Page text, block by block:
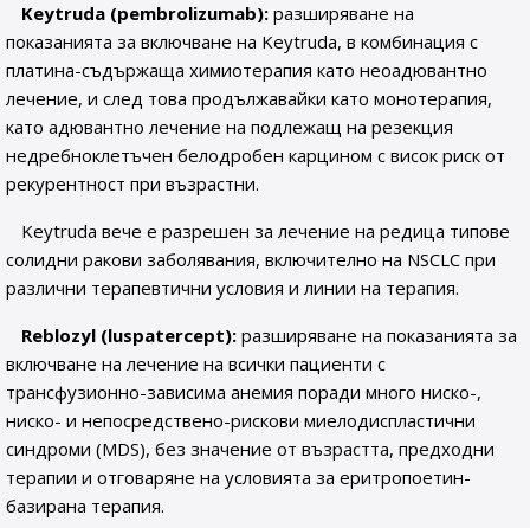
Keytruda (pembrolizumab): разширяване на
показанията за включване на Keytruda, в комбинация с
платина-съдържаща химиотерапия като неоадювантно
лечение, и след това продължавайки като монотерапия,
като адювантно лечение на подлежащ на резекция
недребноклетъчен белодробен карцином с висок риск от
рекурентност при възрастни.
Keytruda вече е разрешен за лечение на редица типове
солидни ракови заболявания, включително на NSCLC при
различни терапевтични условия и линии на терапия.
Reblozyl (luspatercept): разширяване на показанията за
включване на лечение на всички пациенти с
трансфузионно-зависима анемия поради много ниско-,
ниско- и непосредствено-рискови миелодиспластични
синдроми (MDS), без значение от възрастта, предходни
терапии и отговаряне на условията за еритропоетин-
базирана терапия.